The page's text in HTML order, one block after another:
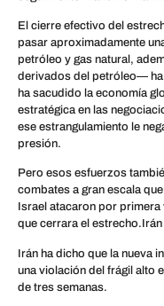
El cierre efectivo del
pasar aproximadamente
petróleo y gas natural,
derivados del petróleo—
ha sacudido la economía
estratégica en las
ese estrangulamiento le
presión.
Pero esos esfuerzos
combates a gran escala
Israel atacaron por
que cerrara el
Irán ha dicho que la nueva
una violación del frágil alto
de tres semanas.